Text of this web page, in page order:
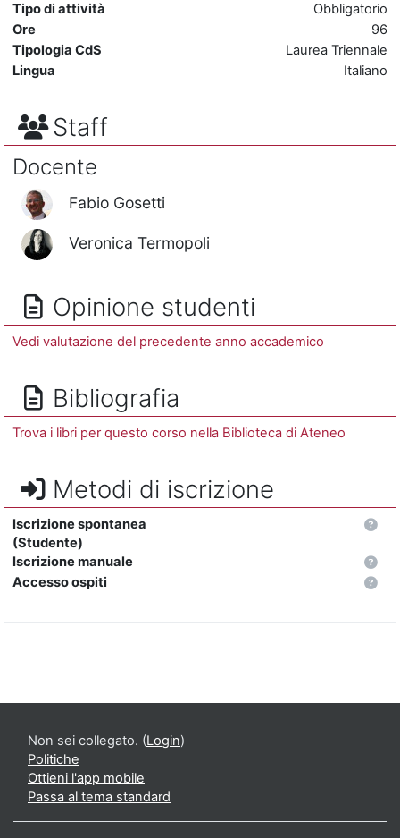
Tipo di attività
Obbligatorio
Ore
96
Tipologia CdS
Laurea Triennale
Lingua
Italiano
Staff
Docente
Fabio Gosetti
Veronica Termopoli
Opinione studenti
Vedi valutazione del precedente anno accademico
Bibliografia
Trova i libri per questo corso nella Biblioteca di Ateneo
Metodi di iscrizione
Iscrizione spontanea
(Studente)
Iscrizione manuale
Accesso ospiti
Non sei collegato. (Login)
Politiche
Ottieni l'app mobile
Passa al tema standard